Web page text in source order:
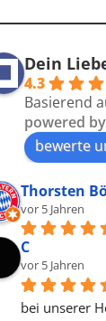
Dein
4.3
Basierend
powered by
bewerte
Thorsten
vor 5 Jahren
C
vor 5 Jahren
bei unserer